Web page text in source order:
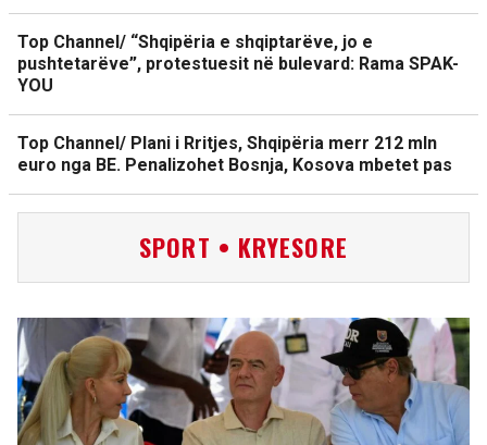
Top Channel/ “Shqipëria e shqiptarëve, jo e
pushtetarëve”, protestuesit në bulevard: Rama SPAK-
YOU
Top Channel/ Plani i Rritjes, Shqipëria merr 212 mln
euro nga BE. Penalizohet Bosnja, Kosova mbetet pas
SPORT • KRYESORE